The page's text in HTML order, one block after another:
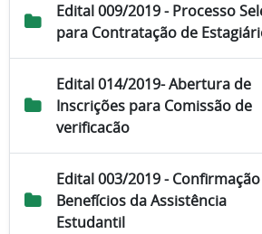
Edital 009/2019 - Processo
para Contratação de
Edital 014/2019- Abertura de
Inscrições para Comissão de
verificacão
Edital 003/2019 -
Benefícios da Assistência
Estudantil